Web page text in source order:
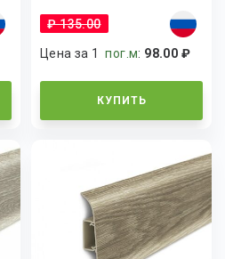
₽ 135.00
Цена за 1пог.м: 98.00 ₽
КУПИТЬ